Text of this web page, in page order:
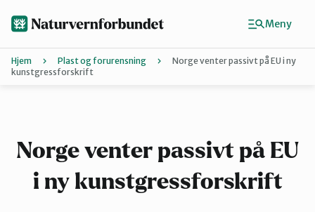
Buskerud
Hjem Plast og forurensning
Norge venter passivt på EU i ny
kunstgressforskrift
Norge venter passivt på EU
i ny kunstgressforskrift